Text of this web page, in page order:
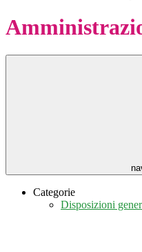
Categorie
Disposizioni